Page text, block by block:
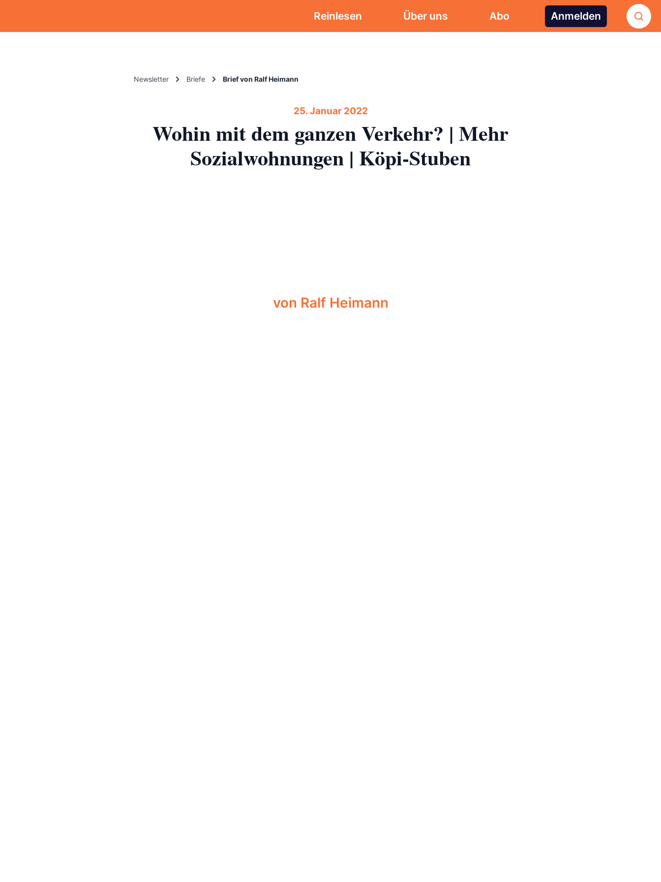
Reinlesen Über uns Abo Anmelden
Newsletter Briefe Brief von Ralf Heimann
25. Januar 2022
Wohin mit dem ganzen Verkehr? | Mehr
Sozialwohnungen | Köpi-Stuben
von Ralf Heimann